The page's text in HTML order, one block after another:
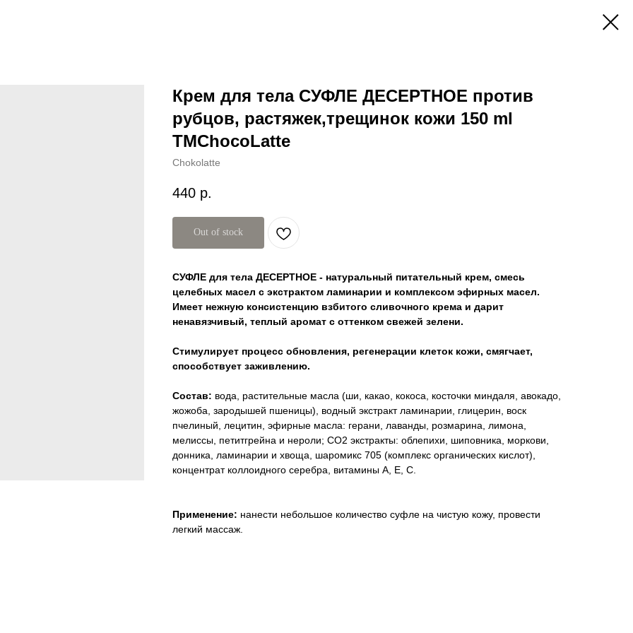
Крем для тела СУФЛЕ ДЕСЕРТНОЕ против
рубцов, растяжек,трещинок кожи 150 ml
TMChocoLatte
Chokolatte
440 р.
Out of stock
СУФЛЕ для тела ДЕСЕРТНОЕ - натуральный питательный крем, смесь
целебных масел с экстрактом ламинарии и комплексом эфирных масел.
Имеет нежную консистенцию взбитого сливочного крема и дарит
ненавязчивый, теплый аромат с оттенком свежей зелени.
Стимулирует процесс обновления, регенерации клеток кожи, смягчает,
способствует заживлению.
Состав: вода, растительные масла (ши, какао, кокоса, косточки миндаля, авокадо,
жожоба, зародышей пшеницы), водный экстракт ламинарии, глицерин, воск
пчелиный, лецитин, эфирные масла: герани, лаванды, розмарина, лимона,
мелиссы, петитгрейна и нероли; СО2 экстракты: облепихи, шиповника, моркови,
донника, ламинарии и хвоща, шаромикс 705 (комплекс органических кислот),
концентрат коллоидного серебра, витамины А, E, С.
Применение: нанести небольшое количество суфле на чистую кожу, провести
легкий массаж.